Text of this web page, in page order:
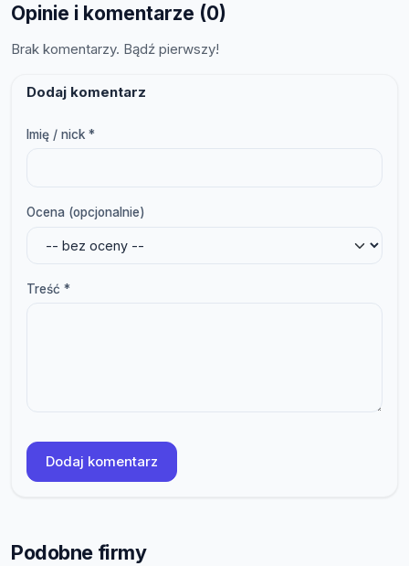
Opinie i komentarze (0)
Brak komentarzy. Bądź pierwszy!
Dodaj komentarz
Imię / nick *
Ocena (opcjonalnie)
Treść *
Dodaj komentarz
Podobne firmy